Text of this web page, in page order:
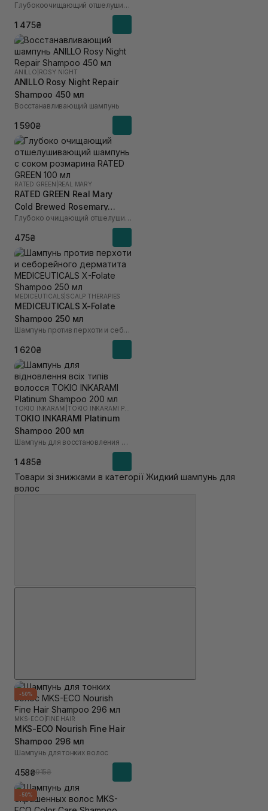
Exfoliating Scalp Shampoo Глубокоочищающий отшелушивающий шампунь с соком розмарина
1 475₴
ANILLO ROSY NIGHT
ANILLO Rosy Night Repair
Shampoo 450 мл
Восстанавливающий шампунь
1 590₴
RATED GREEN REAL MARY
RATED GREEN Real Mary
Cold Brewed Rosemary
Exfoliating Scalp Shampoo Глубоко очищающий отшелушивающий шампунь с соком розмарина
475₴
MEDICEUTICALS SCALP THERAPIES
MEDICEUTICALS X-Folate
Shampoo 250 мл
Шампунь против перхоти и себорейного дерматита
1 620₴
TOKIO INKARAMI TOKIO INKARAMI PLATINUM
TOKIO INKARAMI Platinum
Shampoo 200 мл
Шампунь для восстановления всех типов волос
1 485₴
Товари зі знижками в категорії Жидкий шампунь для
волос
-50%
MKS-ECO FINE HAIR
MKS-ECO Nourish Fine Hair
Shampoo 296 мл
Шампунь для тонких волос
458₴915₴
-50%